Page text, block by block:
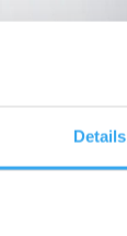
Details